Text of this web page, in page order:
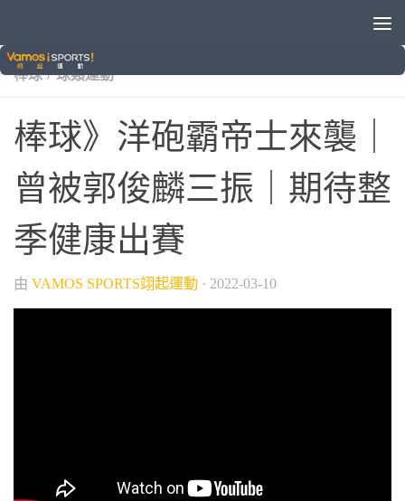
VAMOS自製節目
棒球 / 球類運動
棒球》洋砲霸帝士來襲｜
曾被郭俊麟三振｜期待整
季健康出賽
由 VAMOS SPORTS翊起運動 · 2022-03-10